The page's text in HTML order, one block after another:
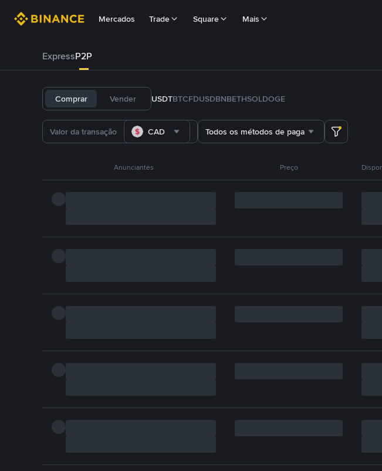
Mercados Trade Square Mais
ExpressP2P
Comprar Vender USDTBTCFDUSDBNBETHSOLDOGE
CAD Todos os métodos de pagamento
Anunciantes Preço